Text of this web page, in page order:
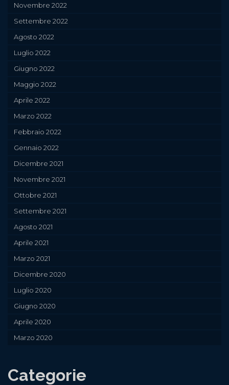
Novembre 2022
Settembre 2022
Agosto 2022
Luglio 2022
Giugno 2022
Maggio 2022
Aprile 2022
Marzo 2022
Febbraio 2022
Gennaio 2022
Dicembre 2021
Novembre 2021
Ottobre 2021
Settembre 2021
Agosto 2021
Aprile 2021
Marzo 2021
Dicembre 2020
Luglio 2020
Giugno 2020
Aprile 2020
Marzo 2020
Categorie